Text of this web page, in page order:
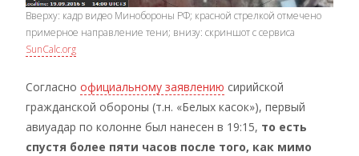
Вверху: кадр видео Минобороны РФ; красной стрелкой отмечено
примерное направление тени; внизу: скриншот с сервиса
SunCalc.org
Согласно официальному заявлению сирийской
гражданской обороны (т.н. «Белых касок»), первый
авиуадар по колонне был нанесен в 19:15, то есть
спустя более пяти часов после того, как мимо